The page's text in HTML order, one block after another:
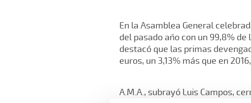
En la Asamblea General
del pasado año con un 99,8%
destacó que las primas
euros, un 3,13% más que en
A.M.A., subrayó Luis Campos,